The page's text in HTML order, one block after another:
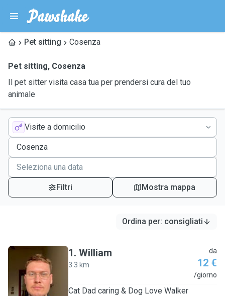
Pet sitting Cosenza
Pet sitting, Cosenza
Il pet sitter visita casa tua per prendersi cura del tuo
animale
Visite a domicilio
Filtri Mostra mappa
Ordina per: consigliati
W
1. William
3.3 km
da
12 €
/giorno
Cat Dad caring & Dog Love Walker